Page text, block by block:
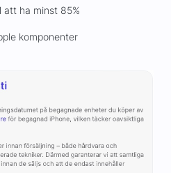
ha minst 85%
komponenter